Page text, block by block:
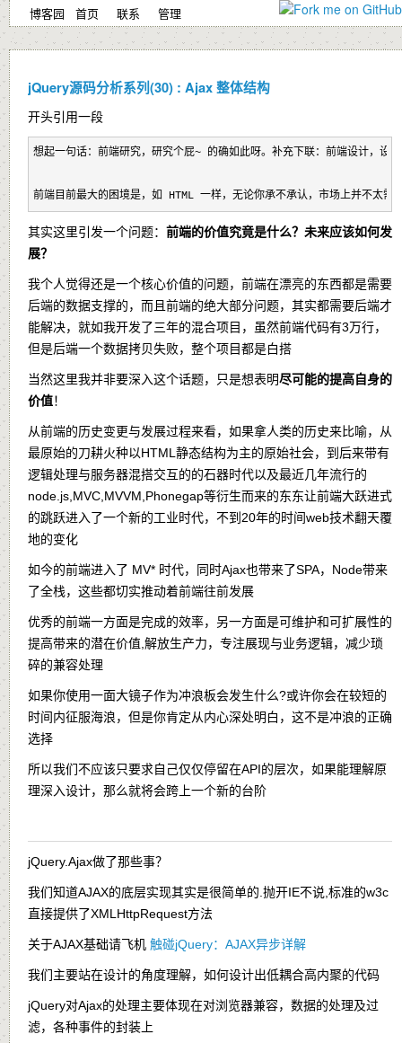
博客园 首页 联系 管理
jQuery源码分析系列(30) : Ajax 整体结构
开头引用一段
想起一句话：前端研究，研究个屁~ 的确如此呀。补充下联：前端设计，设
前端目前最大的困境是，如 HTML 一样，无论你承不承认，市场上并不太需
其实这里引发一个问题： 前端的价值究竟是什么？未来应该如何发
展？
我个人觉得还是一个核心价值的问题，前端在漂亮的东西都是需要
后端的数据支撑的，而且前端的绝大部分问题，其实都需要后端才
能解决，就如我开发了三年的混合项目，虽然前端代码有3万行，
但是后端一个数据拷贝失败，整个项目都是白搭
当然这里我并非要深入这个话题，只是想表明尽可能的提高自身的
价值！
从前端的历史变更与发展过程来看，如果拿人类的历史来比喻，从
最原始的刀耕火种以HTML静态结构为主的原始社会，到后来带有
逻辑处理与服务器混搭交互的的石器时代以及最近几年流行的
node.js,MVC,MVVM,Phonegap等衍生而来的东东让前端大跃进式
的跳跃进入了一个新的工业时代，不到20年的时间web技术翻天覆
地的变化
如今的前端进入了 MV* 时代，同时Ajax也带来了SPA，Node带来
了全栈，这些都切实推动着前端往前发展
优秀的前端一方面是完成的效率，另一方面是可维护和可扩展性的
提高带来的潜在价值,解放生产力，专注展现与业务逻辑，减少琐
碎的兼容处理
如果你使用一面大镜子作为冲浪板会发生什么?或许你会在较短的
时间内征服海浪，但是你肯定从内心深处明白，这不是冲浪的正确
选择
所以我们不应该只要求自己仅仅停留在API的层次，如果能理解原
理深入设计，那么就将会跨上一个新的台阶
jQuery.Ajax做了那些事？
我们知道AJAX的底层实现其实是很简单的.抛开IE不说,标准的w3c
直接提供了XMLHttpRequest方法
关于AJAX基础请飞机 触碰jQuery：AJAX异步详解
我们主要站在设计的角度理解，如何设计出低耦合高内聚的代码
jQuery对Ajax的处理主要体现在对浏览器兼容，数据的处理及过
滤，各种事件的封装上